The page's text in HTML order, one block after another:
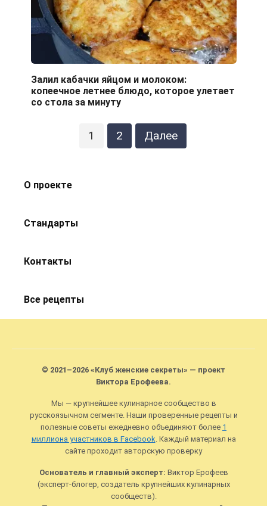
Залил кабачки яйцом и молоком:
копеечное летнее блюдо, которое улетает
со стола за минуту
1 2 Далее
О проекте
Стандарты
Контакты
Все рецепты
© 2021–2026 «Клуб женские секреты» — проект
Виктора Ерофеева.
Мы — крупнейшее кулинарное сообщество в
русскоязычном сегменте. Наши проверенные рецепты и
полезные советы ежедневно объединяют более 1
миллиона участников в Facebook . Каждый материал на
сайте проходит авторскую проверку
Основатель и главный эксперт: Виктор Ерофеев
(эксперт-блогер, создатель крупнейших кулинарных
сообществ).